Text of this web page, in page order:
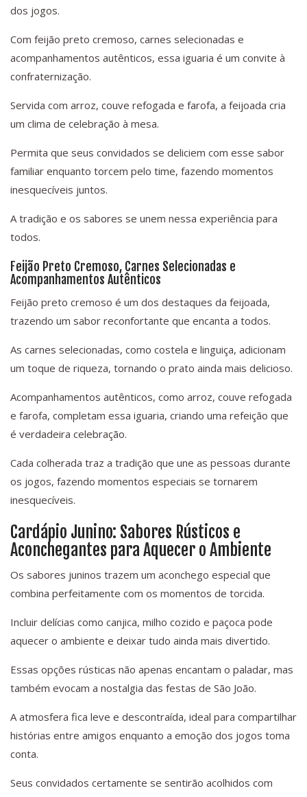
dos jogos.
Com feijão preto cremoso, carnes selecionadas e
acompanhamentos autênticos, essa iguaria é um convite à
confraternização.
Servida com arroz, couve refogada e farofa, a feijoada cria
um clima de celebração à mesa.
Permita que seus convidados se deliciem com esse sabor
familiar enquanto torcem pelo time, fazendo momentos
inesquecíveis juntos.
A tradição e os sabores se unem nessa experiência para
todos.
Feijão Preto Cremoso, Carnes Selecionadas e
Acompanhamentos Autênticos
Feijão preto cremoso é um dos destaques da feijoada,
trazendo um sabor reconfortante que encanta a todos.
As carnes selecionadas, como costela e linguiça, adicionam
um toque de riqueza, tornando o prato ainda mais delicioso.
Acompanhamentos autênticos, como arroz, couve refogada
e farofa, completam essa iguaria, criando uma refeição que
é verdadeira celebração.
Cada colherada traz a tradição que une as pessoas durante
os jogos, fazendo momentos especiais se tornarem
inesquecíveis.
Cardápio Junino: Sabores Rústicos e
Aconchegantes para Aquecer o Ambiente
Os sabores juninos trazem um aconchego especial que
combina perfeitamente com os momentos de torcida.
Incluir delícias como canjica, milho cozido e paçoca pode
aquecer o ambiente e deixar tudo ainda mais divertido.
Essas opções rústicas não apenas encantam o paladar, mas
também evocam a nostalgia das festas de São João.
A atmosfera fica leve e descontraída, ideal para compartilhar
histórias entre amigos enquanto a emoção dos jogos toma
conta.
Seus convidados certamente se sentirão acolhidos com